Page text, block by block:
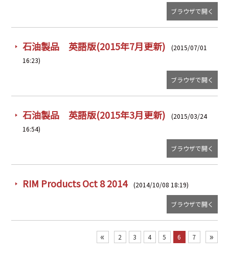
ブラウザで開く
石油製品 英語版(2015年7月更新)
(2015/07/01
16:23)
ブラウザで開く
石油製品 英語版(2015年3月更新)
(2015/03/24
16:54)
ブラウザで開く
RIM Products Oct 8 2014 (2014/10/08 18:19)
ブラウザで開く
« 2 3 4 5 6 7 »